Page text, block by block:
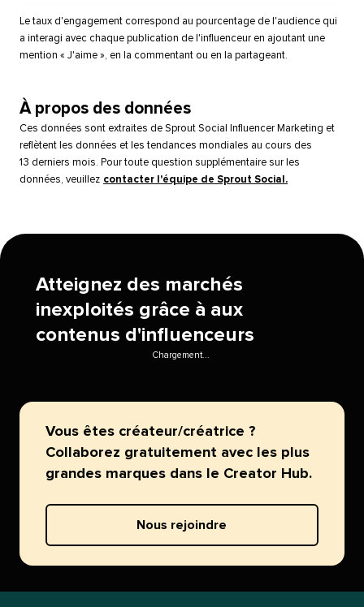
Le taux d'engagement correspond au pourcentage de l'audience qui
a interagi avec chaque publication de l'influenceur en ajoutant une
mention « J'aime », en la commentant ou en la partageant.​​
À propos des données​​
Ces données sont extraites de Sprout Social Influencer Marketing et
reflètent les données et les tendances mondiales au cours des
13 derniers mois. Pour toute question supplémentaire sur les
données, veuillez contacter l'équipe de Sprout Social.​​
Atteignez des marchés
inexploités grâce à aux
contenus d'influenceurs​​
Chargement...​​
Vous êtes créateur/créatrice ?
Collaborez gratuitement avec les plus
grandes marques dans le Creator Hub.​​
Nous rejoindre​​